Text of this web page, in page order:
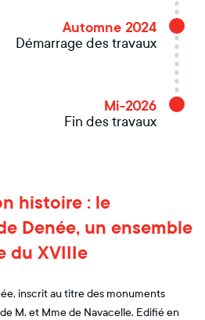
Automne 2024
Démarrage des travaux
Mi-2026
Fin des travaux
histoire : le
Denée, un ensemble
du XVIIIe
inscrit au titre des monuments
M. et Mme de Navacelle. Edifié en